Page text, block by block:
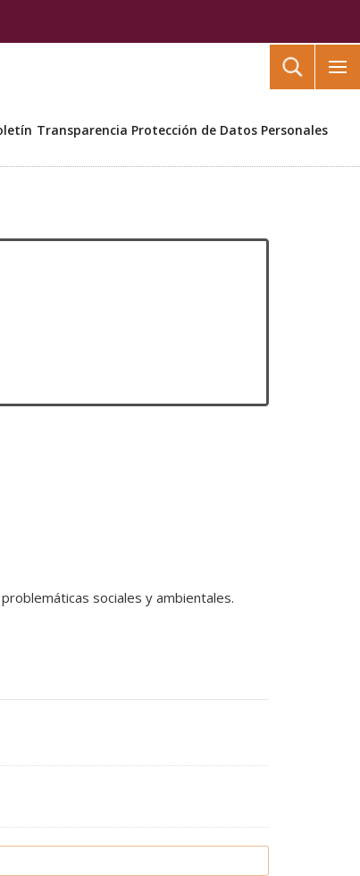
Transparencia Protección de Datos Personales
sociales y ambientales.